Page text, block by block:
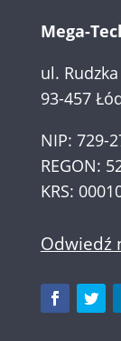
Mega-
ul.
93-457
NIP: 729-
REGON:
KRS:
Odwiedź